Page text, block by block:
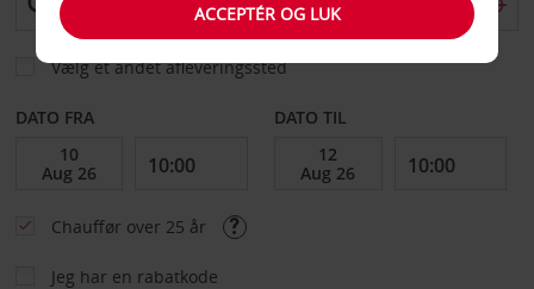
Vælg et andet afleveringssted
DATO FRA DATO TIL
Chauffør over 25 år
Jeg har en rabatkode
ACCEPTÉR OG LUK